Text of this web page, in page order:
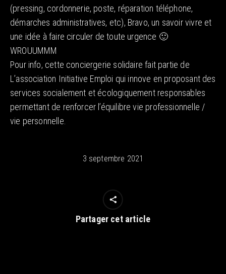
(pressing, cordonnerie, poste, réparation téléphone,
démarches administratives, etc), Bravo, un savoir vivre et
une idée à faire circuler de toute urgence 🙂
WROUUMMM
Pour info, cette conciergerie solidaire fait partie de
L’association Initiative Emploi qui innove en proposant des
services socialement et écologiquement responsables
permettant de renforcer l’équilibre vie professionnelle /
vie personnelle.
3 septembre 2021
Partager cet article